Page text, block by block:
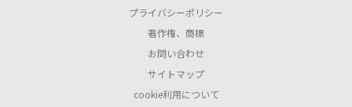
プライバシーポリシー
著作権、商標
お問い合わせ
サイトマップ
cookie利用について